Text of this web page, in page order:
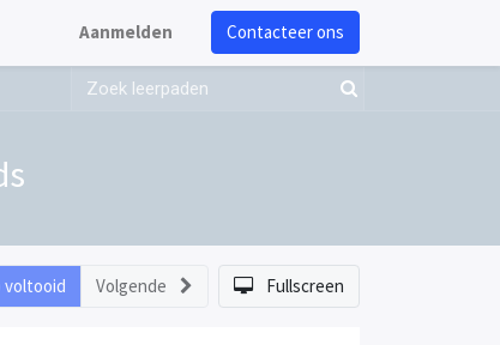
Aanmelden Contacteer ons
voltooid Volgende Fullscreen